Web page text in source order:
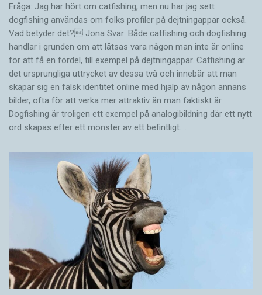
Fråga: Jag har hört om catfishing, men nu har jag sett
dogfishing användas om folks profiler på dejtningappar också.
Vad betyder det? Jona Svar: Både catfishing och dogfishing
handlar i grunden om att låtsas vara någon man inte är online
för att få en fördel, till exempel på dejtningappar. Catfishing är
det ursprungliga uttrycket av dessa två och innebär att man
skapar sig en falsk identitet online med hjälp av någon annans
bilder, ofta för att verka mer attraktiv än man faktiskt är.
Dogfishing är troligen ett exempel på analogibildning där ett nytt
ord skapas efter ett mönster av ett befintligt.…